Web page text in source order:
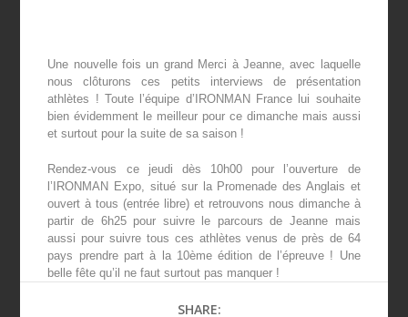
Une nouvelle fois un grand Merci à Jeanne, avec laquelle
nous clôturons ces petits interviews de présentation
athlètes ! Toute l’équipe d’IRONMAN France lui souhaite
bien évidemment le meilleur pour ce dimanche mais aussi
et surtout pour la suite de sa saison !
Rendez-vous ce jeudi dès 10h00 pour l’ouverture de
l’IRONMAN Expo, situé sur la Promenade des Anglais et
ouvert à tous (entrée libre) et retrouvons nous dimanche à
partir de 6h25 pour suivre le parcours de Jeanne mais
aussi pour suivre tous ces athlètes venus de près de 64
pays prendre part à la 10ème édition de l’épreuve ! Une
belle fête qu’il ne faut surtout pas manquer !
SHARE: